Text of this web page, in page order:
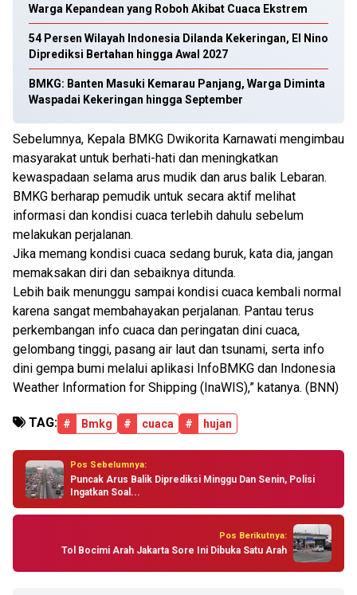
Warga Kepandean yang Roboh Akibat Cuaca Ekstrem
54 Persen Wilayah Indonesia Dilanda Kekeringan, El Nino
Diprediksi Bertahan hingga Awal 2027
BMKG: Banten Masuki Kemarau Panjang, Warga Diminta
Waspadai Kekeringan hingga September
Sebelumnya, Kepala BMKG Dwikorita Karnawati mengimbau
masyarakat untuk berhati-hati dan meningkatkan
kewaspadaan selama arus mudik dan arus balik Lebaran.
BMKG berharap pemudik untuk secara aktif melihat
informasi dan kondisi cuaca terlebih dahulu sebelum
melakukan perjalanan.
Jika memang kondisi cuaca sedang buruk, kata dia, jangan
memaksakan diri dan sebaiknya ditunda.
Lebih baik menunggu sampai kondisi cuaca kembali normal
karena sangat membahayakan perjalanan. Pantau terus
perkembangan info cuaca dan peringatan dini cuaca,
gelombang tinggi, pasang air laut dan tsunami, serta info
dini gempa bumi melalui aplikasi InfoBMKG dan Indonesia
Weather Information for Shipping (InaWIS),” katanya. (BNN)
TAG: # Bmkg # cuaca # hujan
Pos Sebelumnya:
Puncak Arus Balik Diprediksi Minggu Dan Senin, Polisi
Ingatkan Soal...
Pos Berikutnya:
Tol Bocimi Arah Jakarta Sore Ini Dibuka Satu Arah